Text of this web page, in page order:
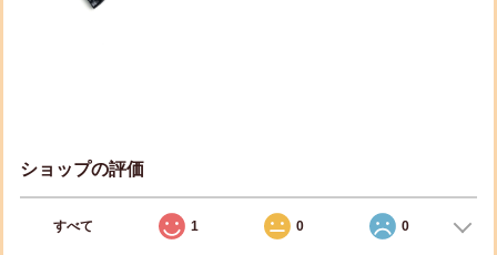
ショップの評価
すべて 1 0 0